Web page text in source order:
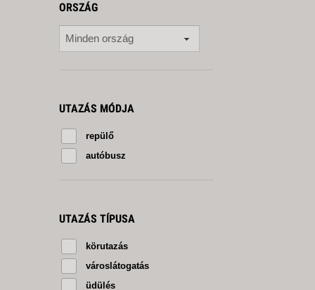
ORSZÁG
Minden ország
UTAZÁS MÓDJA
repülő
autóbusz
UTAZÁS TÍPUSA
körutazás
városlátogatás
üdülés